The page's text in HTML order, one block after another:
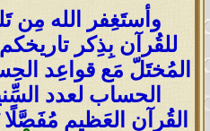
وأستَغِفر الله مِن
للقُرآن بِذِكر
المُختَلّ مَع قواعِد
الحساب لعدد
القُرآن العَظيم